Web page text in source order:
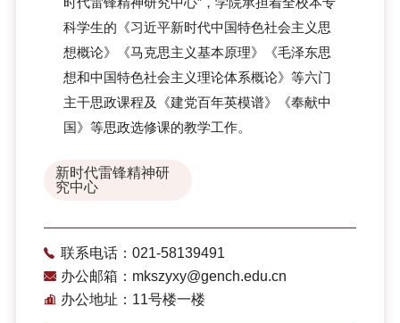
科学生的《习近平新时代中国特色社会主义思
想概论》《马克思主义基本原理》《毛泽东思
想和中国特色社会主义理论体系概论》等六门
主干思政课程及《建党百年英模谱》《奉献中
国》等思政选修课的教学工作。
新时代雷锋精神研
究中心
联系电话：021-58139491
办公邮箱：mkszyxy@gench.edu.cn
办公地址：11号楼一楼